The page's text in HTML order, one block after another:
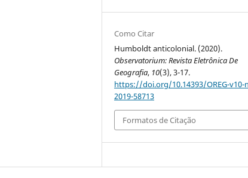
Como Citar
Humboldt anticolonial. (2020).
Observatorium: Revista Eletrônica De
Geografia, 10(3), 3-17.
https://doi.org/10.14393/OREG-v10-
2019-58713
Formatos de Citação